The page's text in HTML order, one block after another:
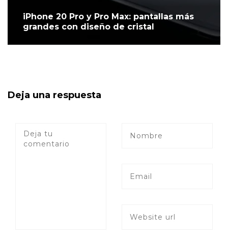
iPhone 20 Pro y Pro Max: pantallas más
grandes con diseño de cristal
Deja una respuesta